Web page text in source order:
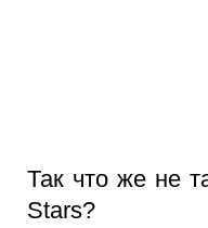
Так что же не
Stars?